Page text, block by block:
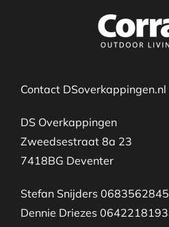
Contact DSoverkappingen.nl
DS Overkappingen
Zweedsestraat 8a 23
7418BG Deventer
Stefan Snijders 0683562845
Dennie Driezes 0642218193